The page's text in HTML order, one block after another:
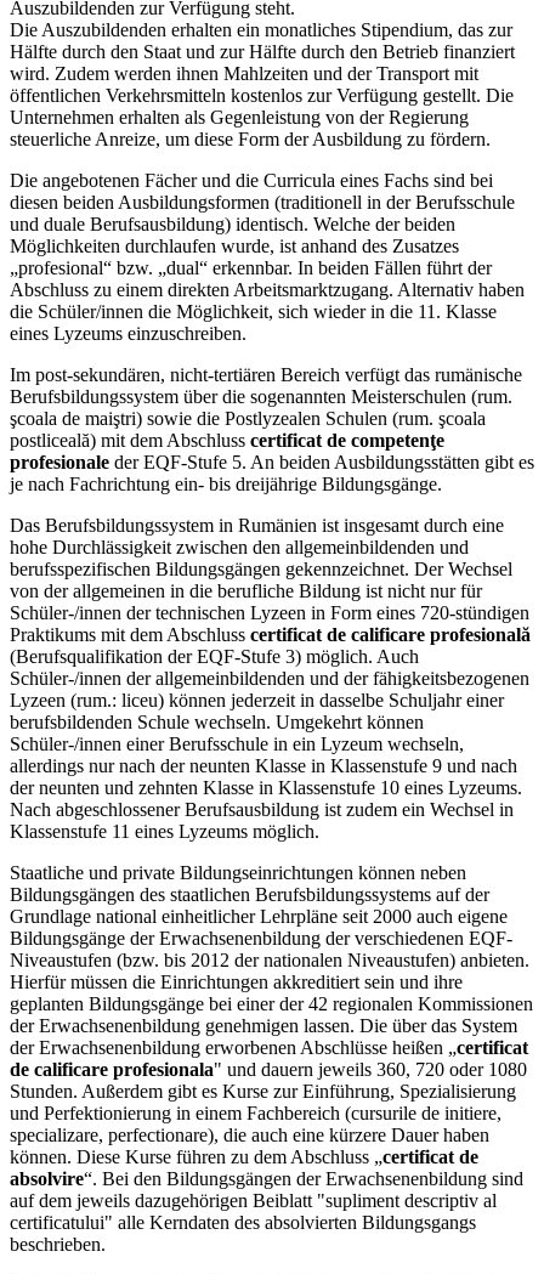
Auszubildenden zur Verfügung steht.
Die Auszubildenden erhalten ein monatliches Stipendium, das zur
Hälfte durch den Staat und zur Hälfte durch den Betrieb finanziert
wird. Zudem werden ihnen Mahlzeiten und der Transport mit
öffentlichen Verkehrsmitteln kostenlos zur Verfügung gestellt. Die
Unternehmen erhalten als Gegenleistung von der Regierung
steuerliche Anreize, um diese Form der Ausbildung zu fördern.
Die angebotenen Fächer und die Curricula eines Fachs sind bei
diesen beiden Ausbildungsformen (traditionell in der Berufsschule
und duale Berufsausbildung) identisch. Welche der beiden
Möglichkeiten durchlaufen wurde, ist anhand des Zusatzes
„profesional“ bzw. „dual“ erkennbar. In beiden Fällen führt der
Abschluss zu einem direkten Arbeitsmarktzugang. Alternativ haben
die Schüler/innen die Möglichkeit, sich wieder in die 11. Klasse
eines Lyzeums einzuschreiben.
Im post-sekundären, nicht-tertiären Bereich verfügt das rumänische
Berufsbildungssystem über die sogenannten Meisterschulen (rum.
şcoala de maiştri) sowie die Postlyzealen Schulen (rum. şcoala
postliceală) mit dem Abschluss certificat de competenţe
profesionale der EQF-Stufe 5. An beiden Ausbildungsstätten gibt es
je nach Fachrichtung ein- bis dreijährige Bildungsgänge.
Das Berufsbildungssystem in Rumänien ist insgesamt durch eine
hohe Durchlässigkeit zwischen den allgemeinbildenden und
berufsspezifischen Bildungsgängen gekennzeichnet. Der Wechsel
von der allgemeinen in die berufliche Bildung ist nicht nur für
Schüler-/innen der technischen Lyzeen in Form eines 720-stündigen
Praktikums mit dem Abschluss certificat de calificare profesională
(Berufsqualifikation der EQF-Stufe 3) möglich. Auch
Schüler-/innen der allgemeinbildenden und der fähigkeitsbezogenen
Lyzeen (rum.: liceu) können jederzeit in dasselbe Schuljahr einer
berufsbildenden Schule wechseln. Umgekehrt können
Schüler-/innen einer Berufsschule in ein Lyzeum wechseln,
allerdings nur nach der neunten Klasse in Klassenstufe 9 und nach
der neunten und zehnten Klasse in Klassenstufe 10 eines Lyzeums.
Nach abgeschlossener Berufsausbildung ist zudem ein Wechsel in
Klassenstufe 11 eines Lyzeums möglich.
Staatliche und private Bildungseinrichtungen können neben
Bildungsgängen des staatlichen Berufsbildungssystems auf der
Grundlage national einheitlicher Lehrpläne seit 2000 auch eigene
Bildungsgänge der Erwachsenenbildung der verschiedenen EQF-
Niveaustufen (bzw. bis 2012 der nationalen Niveaustufen) anbieten.
Hierfür müssen die Einrichtungen akkreditiert sein und ihre
geplanten Bildungsgänge bei einer der 42 regionalen Kommissionen
der Erwachsenenbildung genehmigen lassen. Die über das System
der Erwachsenenbildung erworbenen Abschlüsse heißen „certificat
de calificare profesionala" und dauern jeweils 360, 720 oder 1080
Stunden. Außerdem gibt es Kurse zur Einführung, Spezialisierung
und Perfektionierung in einem Fachbereich (cursurile de initiere,
specializare, perfectionare), die auch eine kürzere Dauer haben
können. Diese Kurse führen zu dem Abschluss „certificat de
absolvire“. Bei den Bildungsgängen der Erwachsenenbildung sind
auf dem jeweils dazugehörigen Beiblatt "supliment descriptiv al
certificatului" alle Kerndaten des absolvierten Bildungsgangs
beschrieben.